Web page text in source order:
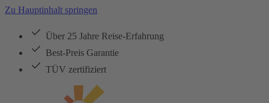
Zu Hauptinhalt springen
Über 25 Jahre Reise-Erfahrung
Best-Preis Garantie
TÜV zertifiziert